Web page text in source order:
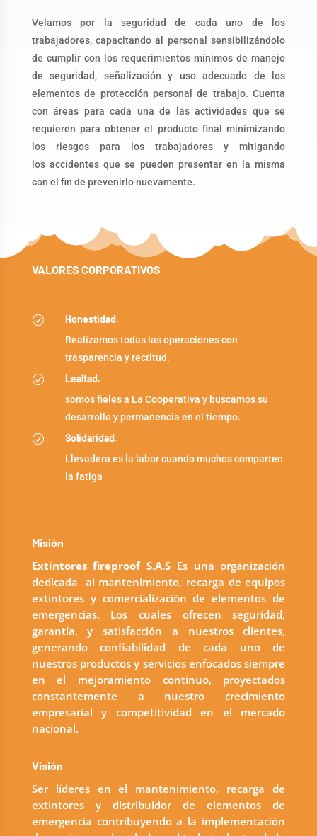
Velamos por la seguridad de cada uno de los
trabajadores, capacitando al personalsensibilizándolo
de cumplir con los requerimientos mínimos de manejo
de seguridad, señalización y uso adecuado de los
elementos de protección personal de trabajo.Cuenta
con áreas para cada una de las actividades que se
requieren para obtener el producto final minimizando
los riesgos para los trabajadores y mitigando
los accidentes que se pueden presentar en la misma
con el fin de prevenirlonuevamente.
VALORES CORPORATIVOS
R Honestidad.
Realizamos todas las operaciones con
trasparencia y rectitud.
R
Lealtad.
somos fieles a La Cooperativa y buscamos su
desarrollo y permanencia en el tiempo.
R
Solidaridad.
Llevadera es la labor cuando muchos comparten
la fatiga
Misión
Extintores fireproof S.A.S Es una organización
dedicada al mantenimiento, recarga de equipos
extintores y comercialización de elementos de
emergencias. Los cuales ofrecen seguridad,
garantía, y satisfacción a nuestros clientes,
generando confiabilidad de cada uno de
nuestros productos y servicios enfocados siempre
en el mejoramiento continuo, proyectados
constantemente a nuestro crecimiento
empresarial y competitividad en el mercado
nacional.
Visión
Ser líderes en el mantenimiento, recarga de
extintores y distribuidor de elementos de
emergencia contribuyendo a la implementación